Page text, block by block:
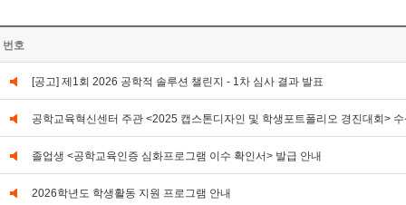
번호
[공고] 제1회 2026 공학적 솔루션 챌린지 - 1차 심사 결과 발표
공학교육혁신센터 주관 <2025 캡스톤디자인 및 학생포트폴리오 경진대회>
졸업생 <공학교육인증 심화프로그램 이수 확인서> 발급 안내
2026학년도 학생활동 지원 프로그램 안내